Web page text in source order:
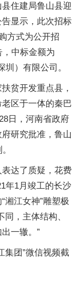
住建局鲁山县迎
显示，此次招标
方式为公开招
中标金额为
）有限公司。
贫开发重点县，
区于一体的秦巴
日，河南省政府
研究批准，鲁山
达了质疑，花费
年1月竣工的长沙
湘江女神”雕塑极
，主体结构、
一辙。”
集团”微信视频截